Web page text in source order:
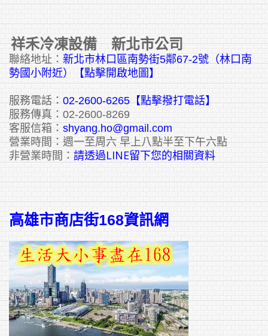
祥禾冷凍設備 新北市公司
聯絡地址： 新北市林口區南勢街5鄰67-2號（林口南
勢國小附近）【點擊開啟地圖】
服務電話： 02-2600-6265 【點擊撥打電話】
服務傳真：02-2600-8269
客服信箱： shyang.ho@gmail.com
營業時間：週一至周六 早上八點半至下午六點
非營業時間： 請透過LINE留下您的相關資料
高雄市商店街168資訊網